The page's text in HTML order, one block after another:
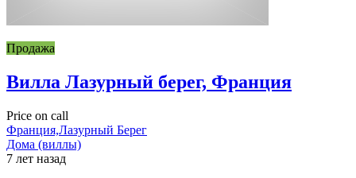
Продажа
Вилла Лазурный берег, Франция
Price on call
Франция,Лазурный Берег
Дома (виллы)
7 лет назад